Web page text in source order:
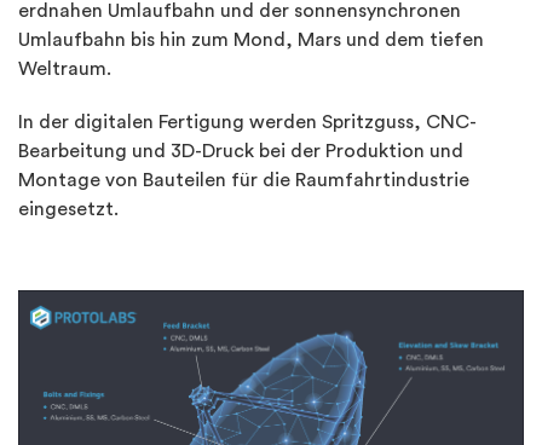
erdnahen Umlaufbahn und der sonnensynchronen
Umlaufbahn bis hin zum Mond, Mars und dem tiefen
Weltraum.
In der digitalen Fertigung werden Spritzguss, CNC-
Bearbeitung und 3D-Druck bei der Produktion und
Montage von Bauteilen für die Raumfahrtindustrie
eingesetzt.